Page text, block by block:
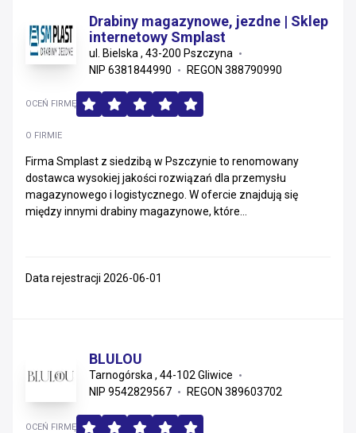
Drabiny magazynowe, jezdne | Sklep
internetowy Smplast
ul. Bielska , 43-200 Pszczyna
NIP 6381844990
REGON 388790990
O FIRMIE
Firma Smplast z siedzibą w Pszczynie to renomowany
dostawca wysokiej jakości rozwiązań dla przemysłu
magazynowego i logistycznego. W ofercie znajdują się
między innymi drabiny magazynowe, które...
OCEŃ FIRMĘ
Data rejestracji 2026-06-01
BLULOU
Tarnogórska , 44-102 Gliwice
NIP 9542829567
REGON 389603702
OCEŃ FIRMĘ